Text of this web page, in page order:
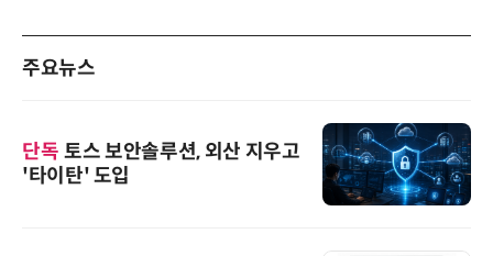
주요뉴스
단독 토스 보안솔루션, 외산 지우고
'타이탄' 도입